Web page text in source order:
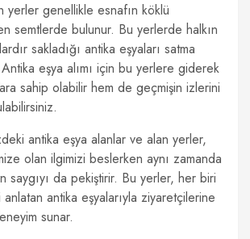
yerler genellikle esnafın köklü
semtlerde bulunur. Bu yerlerde halkın
sakladığı antika eşyaları satma
eşya alımı için bu yerlere giderek
sahip olabilir hem de geçmişin izlerini
antika eşya alanlar ve alan yerler,
olan ilgimizi beslerken aynı zamanda
saygıyı da pekiştirir. Bu yerler, her biri
antika eşyalarıyla ziyaretçilerine
sunar.